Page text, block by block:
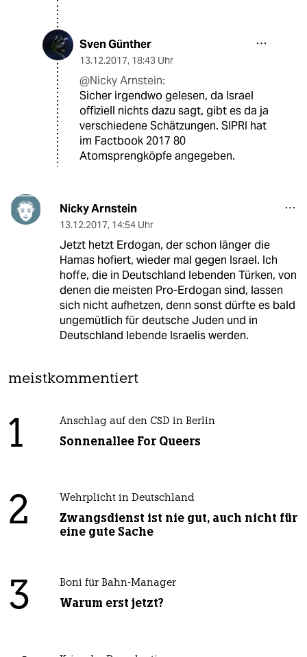
Sven Günther
13.12.2017, 18:43 Uhr
@Nicky Arnstein:
Sicher irgendwo gelesen, da Israel
offiziell nichts dazu sagt, gibt es da ja
verschiedene Schätzungen. SIPRI hat
im Factbook 2017 80
Atomsprengköpfe angegeben.
Nicky Arnstein
13.12.2017, 14:54 Uhr
Jetzt hetzt Erdogan, der schon länger die
Hamas hofiert, wieder mal gegen Israel. Ich
hoffe, die in Deutschland lebenden Türken, von
denen die meisten Pro-Erdogan sind, lassen
sich nicht aufhetzen, denn sonst dürfte es bald
ungemütlich für deutsche Juden und in
Deutschland lebende Israelis werden.
meistkommentiert
1 Anschlag auf den CSD in Berlin
Sonnenallee For Queers
2 Wehrplicht in Deutschland
Zwangsdienst ist nie gut, auch nicht für
eine gute Sache
3 Boni für Bahn-Manager
Warum erst jetzt?